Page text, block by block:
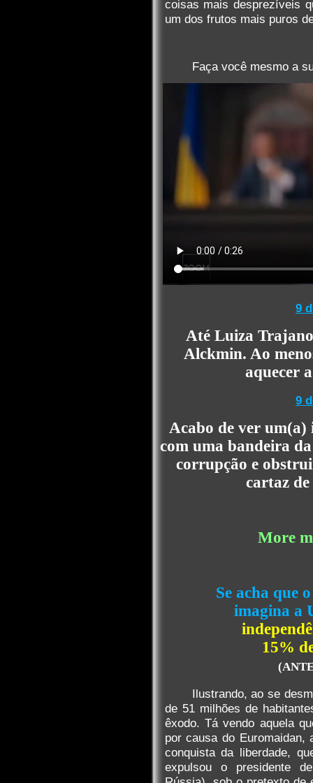
coisas mais desprezíveis
um dos frutos mais puros
Faça você mesmo a
9
Até Luiza
Alckmin. Ao
aquecer
9
Acabo de ver
com uma bandeira
corrupção e
cartaz
More
Se acha que
imagina a
15%
Ilustrando, ao se
de 51 milhões de
êxodo. Tá vendo aquela
por causa do Euromaidan,
conquista da liberdade,
expulsou o presidente